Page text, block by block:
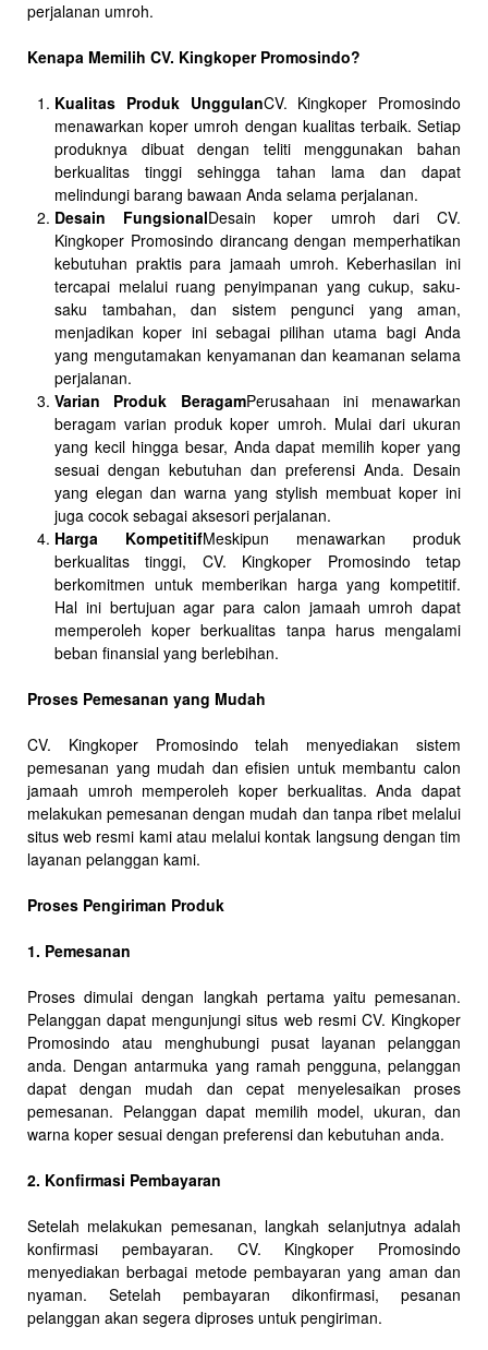
perjalanan umroh.
Kenapa Memilih CV. Kingkoper Promosindo?
Kualitas Produk UnggulanCV. Kingkoper Promosindo
menawarkan koper umroh dengan kualitas terbaik. Setiap
produknya dibuat dengan teliti menggunakan bahan
berkualitas tinggi sehingga tahan lama dan dapat
melindungi barang bawaan Anda selama perjalanan.
Desain FungsionalDesain koper umroh dari CV.
Kingkoper Promosindo dirancang dengan memperhatikan
kebutuhan praktis para jamaah umroh. Keberhasilan ini
tercapai melalui ruang penyimpanan yang cukup, saku-
saku tambahan, dan sistem pengunci yang aman,
menjadikan koper ini sebagai pilihan utama bagi Anda
yang mengutamakan kenyamanan dan keamanan selama
perjalanan.
Varian Produk BeragamPerusahaan ini menawarkan
beragam varian produk koper umroh. Mulai dari ukuran
yang kecil hingga besar, Anda dapat memilih koper yang
sesuai dengan kebutuhan dan preferensi Anda. Desain
yang elegan dan warna yang stylish membuat koper ini
juga cocok sebagai aksesori perjalanan.
Harga KompetitifMeskipun menawarkan produk
berkualitas tinggi, CV. Kingkoper Promosindo tetap
berkomitmen untuk memberikan harga yang kompetitif.
Hal ini bertujuan agar para calon jamaah umroh dapat
memperoleh koper berkualitas tanpa harus mengalami
beban finansial yang berlebihan.
Proses Pemesanan yang Mudah
CV. Kingkoper Promosindo telah menyediakan sistem
pemesanan yang mudah dan efisien untuk membantu calon
jamaah umroh memperoleh koper berkualitas. Anda dapat
melakukan pemesanan dengan mudah dan tanpa ribet melalui
situs web resmi kami atau melalui kontak langsung dengan tim
layanan pelanggan kami.
Proses Pengiriman Produk
1. Pemesanan
Proses dimulai dengan langkah pertama yaitu pemesanan.
Pelanggan dapat mengunjungi situs web resmi CV. Kingkoper
Promosindo atau menghubungi pusat layanan pelanggan
anda. Dengan antarmuka yang ramah pengguna, pelanggan
dapat dengan mudah dan cepat menyelesaikan proses
pemesanan. Pelanggan dapat memilih model, ukuran, dan
warna koper sesuai dengan preferensi dan kebutuhan anda.
2. Konfirmasi Pembayaran
Setelah melakukan pemesanan, langkah selanjutnya adalah
konfirmasi pembayaran. CV. Kingkoper Promosindo
menyediakan berbagai metode pembayaran yang aman dan
nyaman. Setelah pembayaran dikonfirmasi, pesanan
pelanggan akan segera diproses untuk pengiriman.